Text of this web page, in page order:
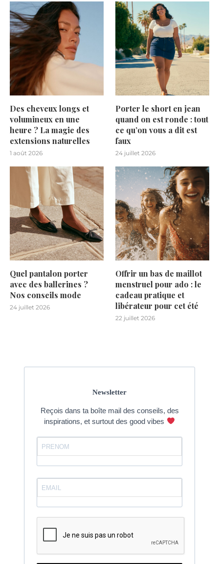
Des cheveux longs et
volumineux en une
heure ? La magie des
extensions naturelles
1 août 2026
Porter le short en jean
quand on est ronde : tout
ce qu’on vous a dit est
faux
24 juillet 2026
Quel pantalon porter
avec des ballerines ?
Nos conseils mode
24 juillet 2026
Offrir un bas de maillot
menstruel pour ado : le
cadeau pratique et
libérateur pour cet été
22 juillet 2026
Newsletter
Reçois dans ta boîte mail des conseils, des
inspirations, et surtout des good vibes